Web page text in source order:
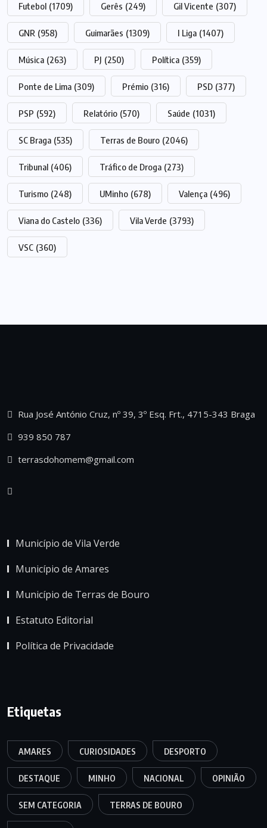
Futebol (1709) Gerês (249) Gil Vicente (307)
GNR (958) Guimarães (1309) I Liga (1407)
Música (263) PJ (250) Política (359)
Ponte de Lima (309) Prémio (316) PSD (377)
PSP (592) Relatório (570) Saúde (1031)
SC Braga (535) Terras de Bouro (2046)
Tribunal (406) Tráfico de Droga (273)
Turismo (248) UMinho (678) Valença (496)
Viana do Castelo (336) Vila Verde (3793)
VSC (360)
Rua José António Cruz, nº 39, 3º Esq. Frt., 4715-343 Braga
939 850 787
terrasdohomem@gmail.com
Município de Vila Verde
Município de Amares
Município de Terras de Bouro
Estatuto Editorial
Política de Privacidade
Etiquetas
AMARES CURIOSIDADES DESPORTO
DESTAQUE MINHO NACIONAL OPINIÃO
SEM CATEGORIA TERRAS DE BOURO